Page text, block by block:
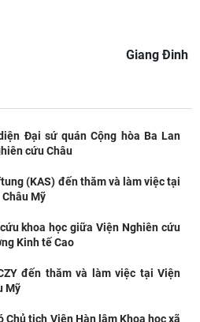
Giang Đinh
Đại sứ quán Cộng hòa Ba Lan
cứu Châu
(KAS) đến thăm và làm việc tại
Mỹ
khoa học giữa Viện Nghiên cứu
Kinh tế Cao
đến thăm và làm việc tại Viện
Mỹ
Chủ tịch Viện Hàn lâm Khoa học xã